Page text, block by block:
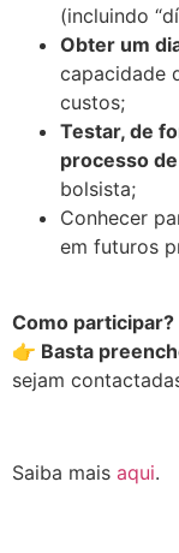
(incluindo
Obter um
capacidade
custos;
Testar, de
processo
bolsista;
Conhecer
em futuros
Como participar?
👉 Basta
sejam
Saiba mais aqui.